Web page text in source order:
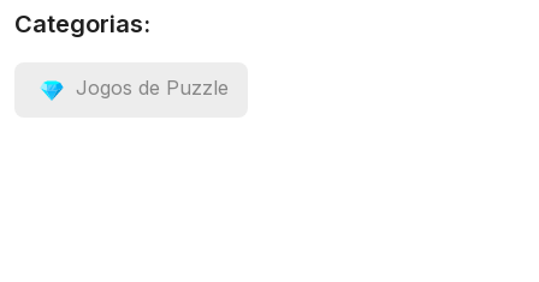
Categorias:
Jogos de Puzzle